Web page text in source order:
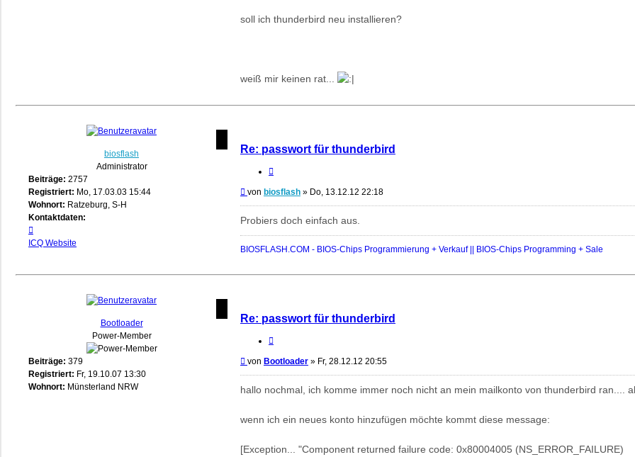
soll ich thunderbird neu installieren?
weiß mir keinen rat...
biosflash
Administrator
Beiträge: 2757
Registriert: Mo, 17.03.03 15:44
Wohnort: Ratzeburg, S-H
Kontaktdaten:
von
ICQ Website
Re: passwort für thunderbird
Beitrag
von biosflash » Do, 13.12.12 22:18
Probiers doch einfach aus.
BIOSFLASH.COM - BIOS-Chips Programmierung + Verkauf || BIOS-Chips Programming + Sale
Bootloader
Power-Member
Beiträge: 379
Registriert: Fr, 19.10.07 13:30
Wohnort: Münsterland NRW
Re: passwort für thunderbird
Beitrag
von Bootloader » Fr, 28.12.12 20:55
hallo nochmal, ich komme immer noch nicht an mein mailkonto von thunderbird ran....
wenn ich ein neues konto hinzufügen möchte kommt diese message:
[Exception... "Component returned failure code: 0x80004005 (NS_ERROR_FAILURE)